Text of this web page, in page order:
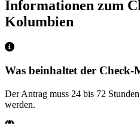
Informationen zum
Kolumbien
Was beinhaltet der
Der Antrag muss 24 bis 72
werden.